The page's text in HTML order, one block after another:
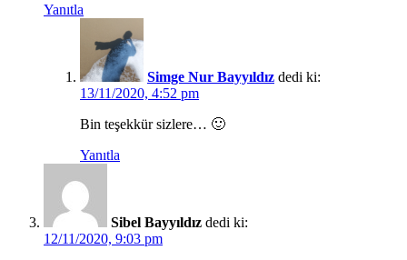
Yanıtla
Simge Nur Bayyıldız dedi ki:
13/11/2020, 4:52 pm
Bin teşekkür sizlere… 🙂
Yanıtla
Sibel Bayyıldız dedi ki:
12/11/2020, 9:03 pm